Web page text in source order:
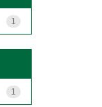
1
1